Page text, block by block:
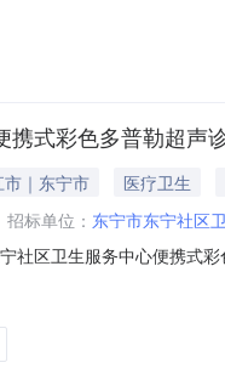
东宁市彩虹印刷厂地址：
携式彩色多普勒超声
｜东宁市
医疗卫生
招标单位： 东宁市东宁社区
社区卫生服务中心便携式